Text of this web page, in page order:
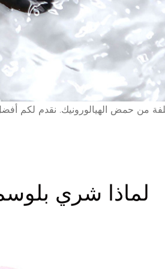
من حمض الهيالورونيك. نقدم لكم
لماذا شري